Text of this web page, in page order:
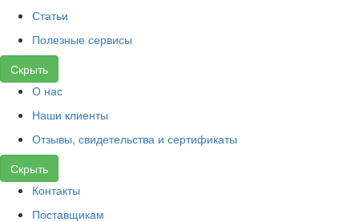
Статьи
Полезные сервисы
Скрыть
О нас
Наши клиенты
Отзывы, свидетельства и сертификаты
Скрыть
Контакты
Поставщикам